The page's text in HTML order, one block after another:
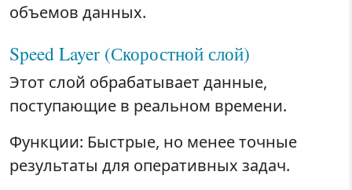
объемов данных.
Speed Layer (Скоростной слой)
Этот слой обрабатывает данные,
поступающие в реальном времени.
Функции: Быстрые, но менее точные
результаты для оперативных задач.